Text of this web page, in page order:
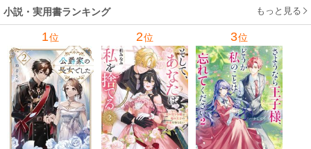
小説・実用書ランキング もっと見る
1位 2位 3位